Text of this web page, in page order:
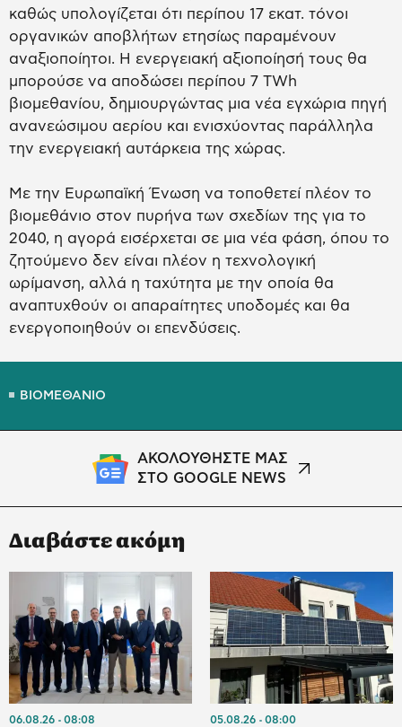
καθώς υπολογίζεται ότι περίπου 17 εκατ. τόνοι
οργανικών αποβλήτων ετησίως παραμένουν
αναξιοποίητοι. Η ενεργειακή αξιοποίησή τους θα
μπορούσε να αποδώσει περίπου 7 TWh
βιομεθανίου, δημιουργώντας μια νέα εγχώρια πηγή
ανανεώσιμου αερίου και ενισχύοντας παράλληλα
την ενεργειακή αυτάρκεια της χώρας.
Με την Ευρωπαϊκή Ένωση να τοποθετεί πλέον το
βιομεθάνιο στον πυρήνα των σχεδίων της για το
2040, η αγορά εισέρχεται σε μια νέα φάση, όπου το
ζητούμενο δεν είναι πλέον η τεχνολογική
ωρίμανση, αλλά η ταχύτητα με την οποία θα
αναπτυχθούν οι απαραίτητες υποδομές και θα
ενεργοποιηθούν οι επενδύσεις.
ΒΙΟΜΕΘΑΝΙΟ
ΑΚΟΛΟΥΘΗΣΤΕ ΜΑΣ
ΣΤΟ GOOGLE NEWS
Διαβάστε ακόμη
06.08.26 08:08 05.08.26 08:00